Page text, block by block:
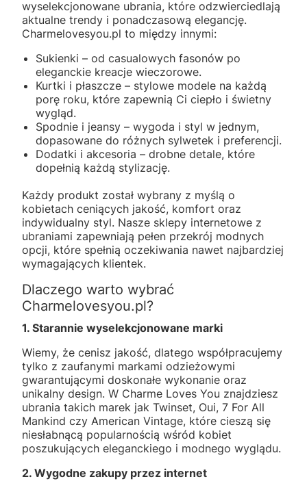
wyselekcjonowane ubrania, które odzwierciedlają
aktualne trendy i ponadczasową elegancję.
Charmelovesyou.pl to między innymi:
Sukienki – od casualowych fasonów po
eleganckie kreacje wieczorowe.
Kurtki i płaszcze – stylowe modele na każdą
porę roku, które zapewnią Ci ciepło i świetny
wygląd.
Spodnie i jeansy – wygoda i styl w jednym,
dopasowane do różnych sylwetek i preferencji.
Dodatki i akcesoria – drobne detale, które
dopełnią każdą stylizację.
Każdy produkt został wybrany z myślą o
kobietach ceniących jakość, komfort oraz
indywidualny styl. Nasze sklepy internetowe z
ubraniami zapewniają pełen przekrój modnych
opcji, które spełnią oczekiwania nawet najbardziej
wymagających klientek.
Dlaczego warto wybrać
Charmelovesyou.pl?
1. Starannie wyselekcjonowane marki
Wiemy, że cenisz jakość, dlatego współpracujemy
tylko z zaufanymi markami odzieżowymi
gwarantującymi doskonałe wykonanie oraz
unikalny design. W Charme Loves You znajdziesz
ubrania takich marek jak Twinset, Oui, 7 For All
Mankind czy American Vintage, które cieszą się
niesłabnącą popularnością wśród kobiet
poszukujących eleganckiego i modnego wyglądu.
2. Wygodne zakupy przez internet